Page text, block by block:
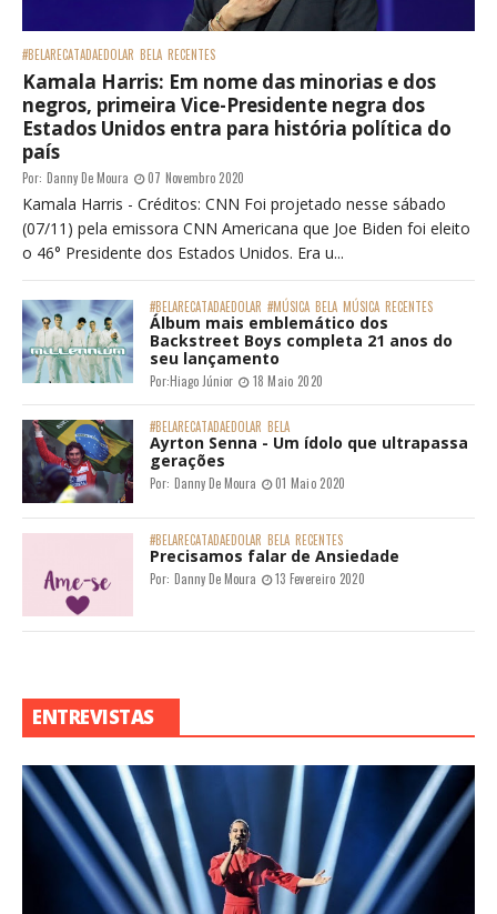
#BELARECATADAEDOLAR BELA RECENTES
Kamala Harris: Em nome das minorias e dos
negros, primeira Vice-Presidente negra dos
Estados Unidos entra para história política do
país
Por: Danny De Moura 07 Novembro 2020
Kamala Harris - Créditos: CNN Foi projetado nesse sábado
(07/11) pela emissora CNN Americana que Joe Biden foi eleito
o 46° Presidente dos Estados Unidos. Era u...
#BELARECATADAEDOLAR #MÚSICA BELA MÚSICA RECENTES
Álbum mais emblemático dos
Backstreet Boys completa 21 anos do
seu lançamento
Por:Hiago Júnior 18 Maio 2020
#BELARECATADAEDOLAR BELA
Ayrton Senna - Um ídolo que ultrapassa
gerações
Por: Danny De Moura 01 Maio 2020
#BELARECATADAEDOLAR BELA RECENTES
Precisamos falar de Ansiedade
Por: Danny De Moura 13 Fevereiro 2020
ENTREVISTAS